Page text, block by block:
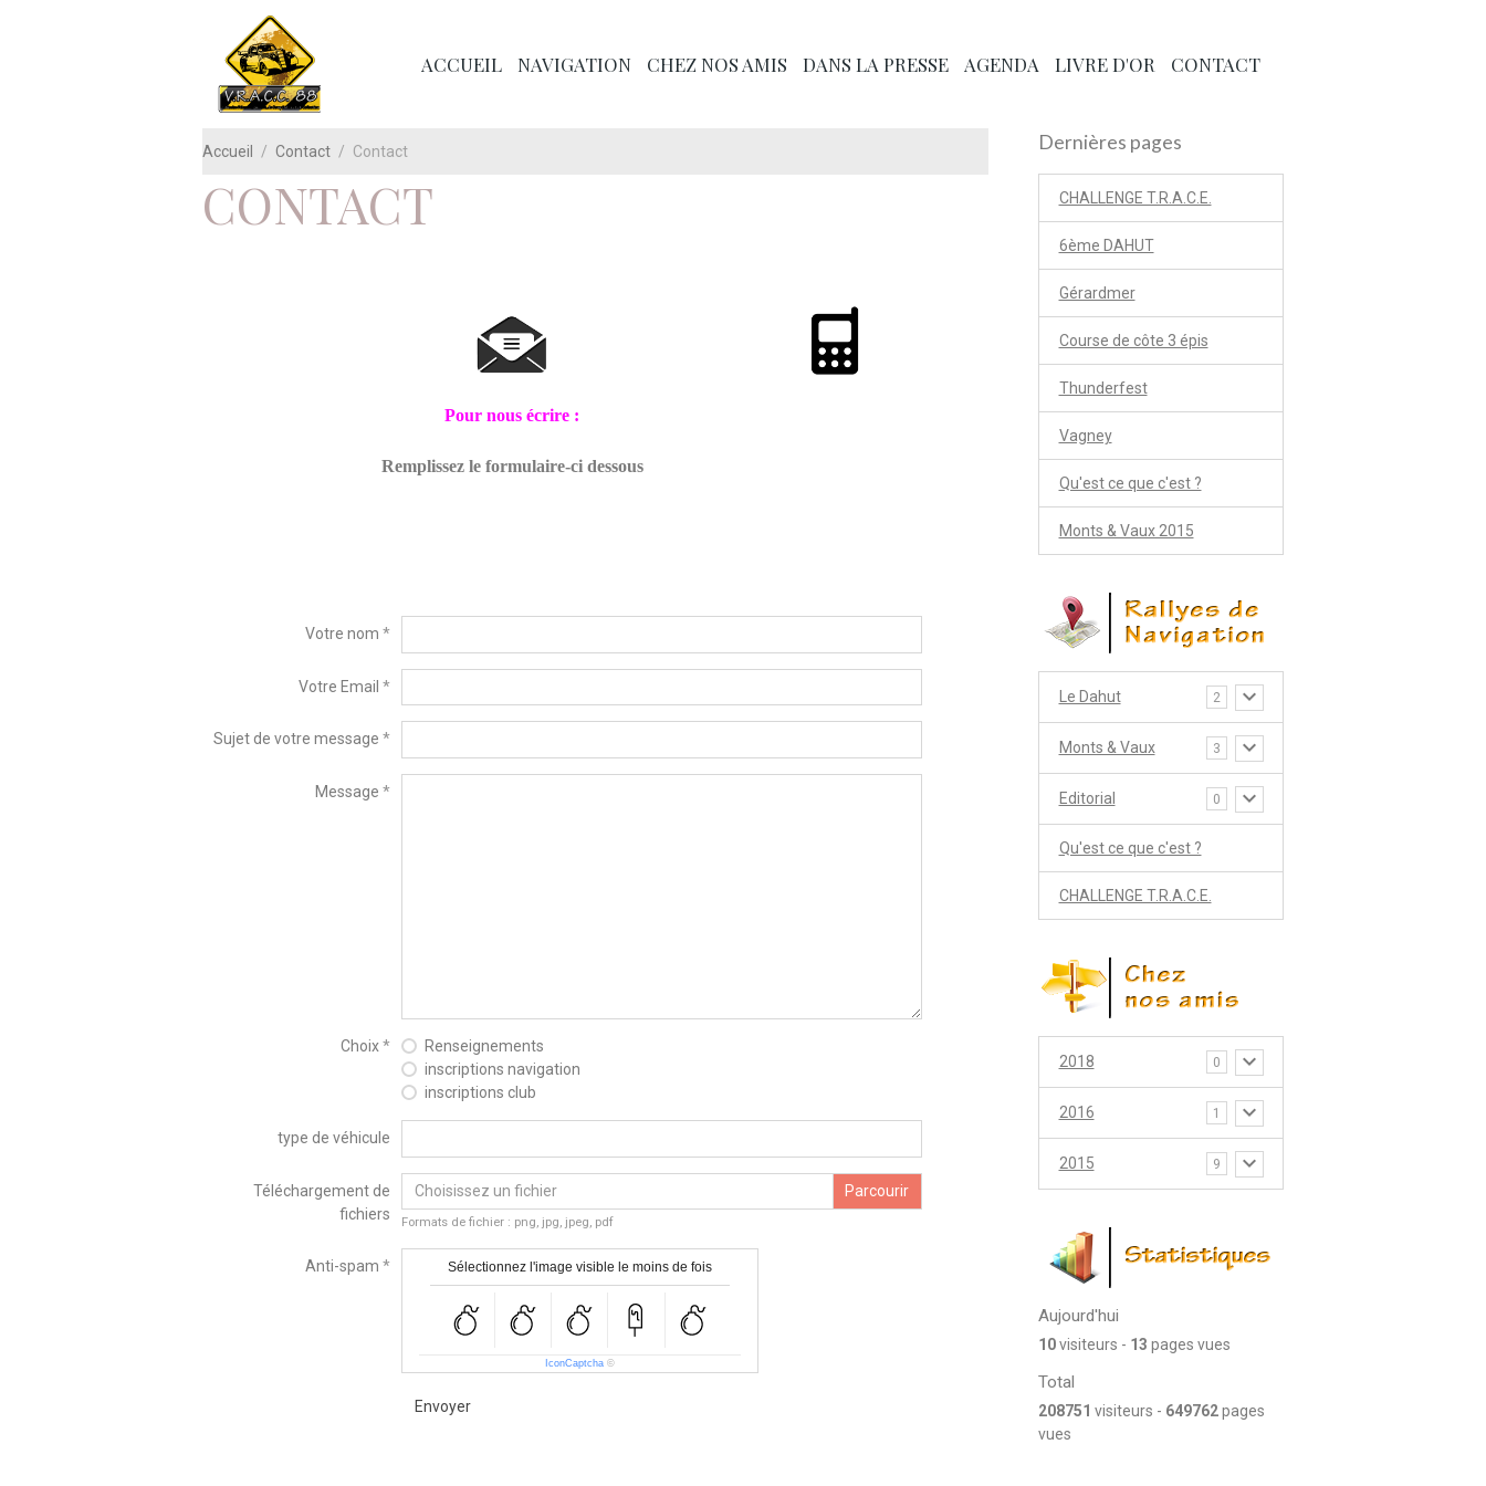
ACCUEIL NAVIGATION CHEZ NOS AMIS DANS LA PRESSE AGENDA LIVRE D'OR CONTACT
Accueil Contact Contact
CONTACT
Pour nous écrire :
Remplissez le formulaire-ci dessous
Votre nom
Votre Email
Sujet de votre message
Message
Choix
Renseignements
inscriptions navigation
inscriptions club
type de véhicule
Téléchargement de
fichiers
Choisissez un fichier
Formats de fichier : png, jpg, jpeg, pdf
Anti-spam Sélectionnez l'image visible le moins de fois
IconCaptcha ©
Envoyer
Dernières pages
CHALLENGE T.R.A.C.E.
6ème DAHUT
Gérardmer
Course de côte 3 épis
Thunderfest
Vagney
Qu'est ce que c'est ?
Monts & Vaux 2015
Le Dahut 2
Monts & Vaux 3
Editorial 0
Qu'est ce que c'est ?
CHALLENGE T.R.A.C.E.
2018 0
2016 1
2015 9
Aujourd'hui
10visiteurs - 13 pages vues
Total
208751 visiteurs - 649762pages
vues